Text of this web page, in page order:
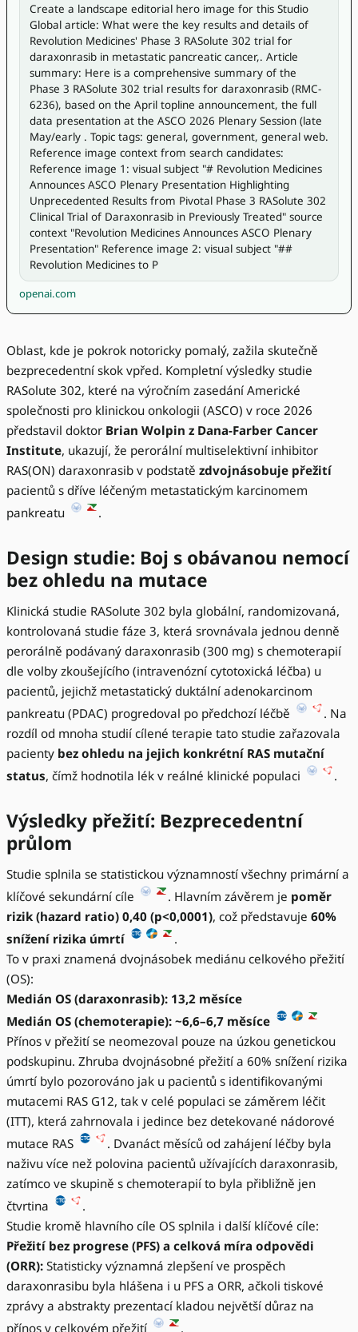
Create a landscape editorial hero image for this Studio
Global article: What were the key results and details of
Revolution Medicines' Phase 3 RASolute 302 trial for
daraxonrasib in metastatic pancreatic cancer,. Article
summary: Here is a comprehensive summary of the
Phase 3 RASolute 302 trial results for daraxonrasib (RMC-
6236), based on the April topline announcement, the full
data presentation at the ASCO 2026 Plenary Session (late
May/early . Topic tags: general, government, general web.
Reference image context from search candidates:
Reference image 1: visual subject "# Revolution Medicines
Announces ASCO Plenary Presentation Highlighting
Unprecedented Results from Pivotal Phase 3 RASolute 302
Clinical Trial of Daraxonrasib in Previously Treated" source
context "Revolution Medicines Announces ASCO Plenary
Presentation" Reference image 2: visual subject "##
Revolution Medicines to P
openai.com
Oblast, kde je pokrok notoricky pomalý, zažila skutečně
bezprecedentní skok vpřed. Kompletní výsledky studie
RASolute 302, které na výročním zasedání Americké
společnosti pro klinickou onkologii (ASCO) v roce 2026
představil doktor Brian Wolpin z Dana-Farber Cancer
Institute, ukazují, že perorální multiselektivní inhibitor
RAS(ON) daraxonrasib v podstatě zdvojnásobuje přežití
pacientů s dříve léčeným metastatickým karcinomem
pankreatu
.
Design studie: Boj s obávanou nemocí
bez ohledu na mutace
Klinická studie RASolute 302 byla globální, randomizovaná,
kontrolovaná studie fáze 3, která srovnávala jednou denně
perorálně podávaný daraxonrasib (300 mg) s chemoterapií
dle volby zkoušejícího (intravenózní cytotoxická léčba) u
pacientů, jejichž metastatický duktální adenokarcinom
pankreatu (PDAC) progredoval po předchozí léčbě
. Na
rozdíl od mnoha studií cílené terapie tato studie zařazovala
pacienty bez ohledu na jejich konkrétní RAS mutační
status, čímž hodnotila lék v reálné klinické populaci .
Výsledky přežití: Bezprecedentní
průlom
Studie splnila se statistickou významností všechny primární a
klíčové sekundární cíle
. Hlavním závěrem je poměr
rizik (hazard ratio) 0,40 (p<0,0001), což představuje 60%
snížení rizika úmrtí
.
To v praxi znamená dvojnásobek mediánu celkového přežití
(OS):
Medián OS (daraxonrasib): 13,2 měsíce
Medián OS (chemoterapie): ~6,6–6,7 měsíce
Přínos v přežití se neomezoval pouze na úzkou genetickou
podskupinu. Zhruba dvojnásobné přežití a 60% snížení rizika
úmrtí bylo pozorováno jak u pacientů s identifikovanými
mutacemi RAS G12, tak v celé populaci se záměrem léčit
(ITT), která zahrnovala i jedince bez detekované nádorové
mutace RAS
. Dvanáct měsíců od zahájení léčby byla
naživu více než polovina pacientů užívajících daraxonrasib,
zatímco ve skupině s chemoterapií to byla přibližně jen
čtvrtina
.
Studie kromě hlavního cíle OS splnila i další klíčové cíle:
Přežití bez progrese (PFS) a celková míra odpovědi
(ORR): Statisticky významná zlepšení ve prospěch
daraxonrasibu byla hlášena i u PFS a ORR, ačkoli tiskové
zprávy a abstrakty prezentací kladou největší důraz na
přínos v celkovém přežití
.